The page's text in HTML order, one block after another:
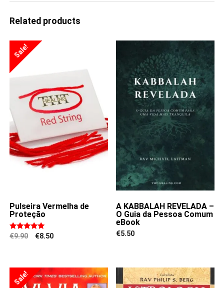
Related products
Sale!
Pulseira Vermelha de
Proteção
Rated
€9.90
Original
€8.50Current
A KABBALAH REVELADA –
O Guia da Pessoa Comum
eBook
€5.50
Sale!